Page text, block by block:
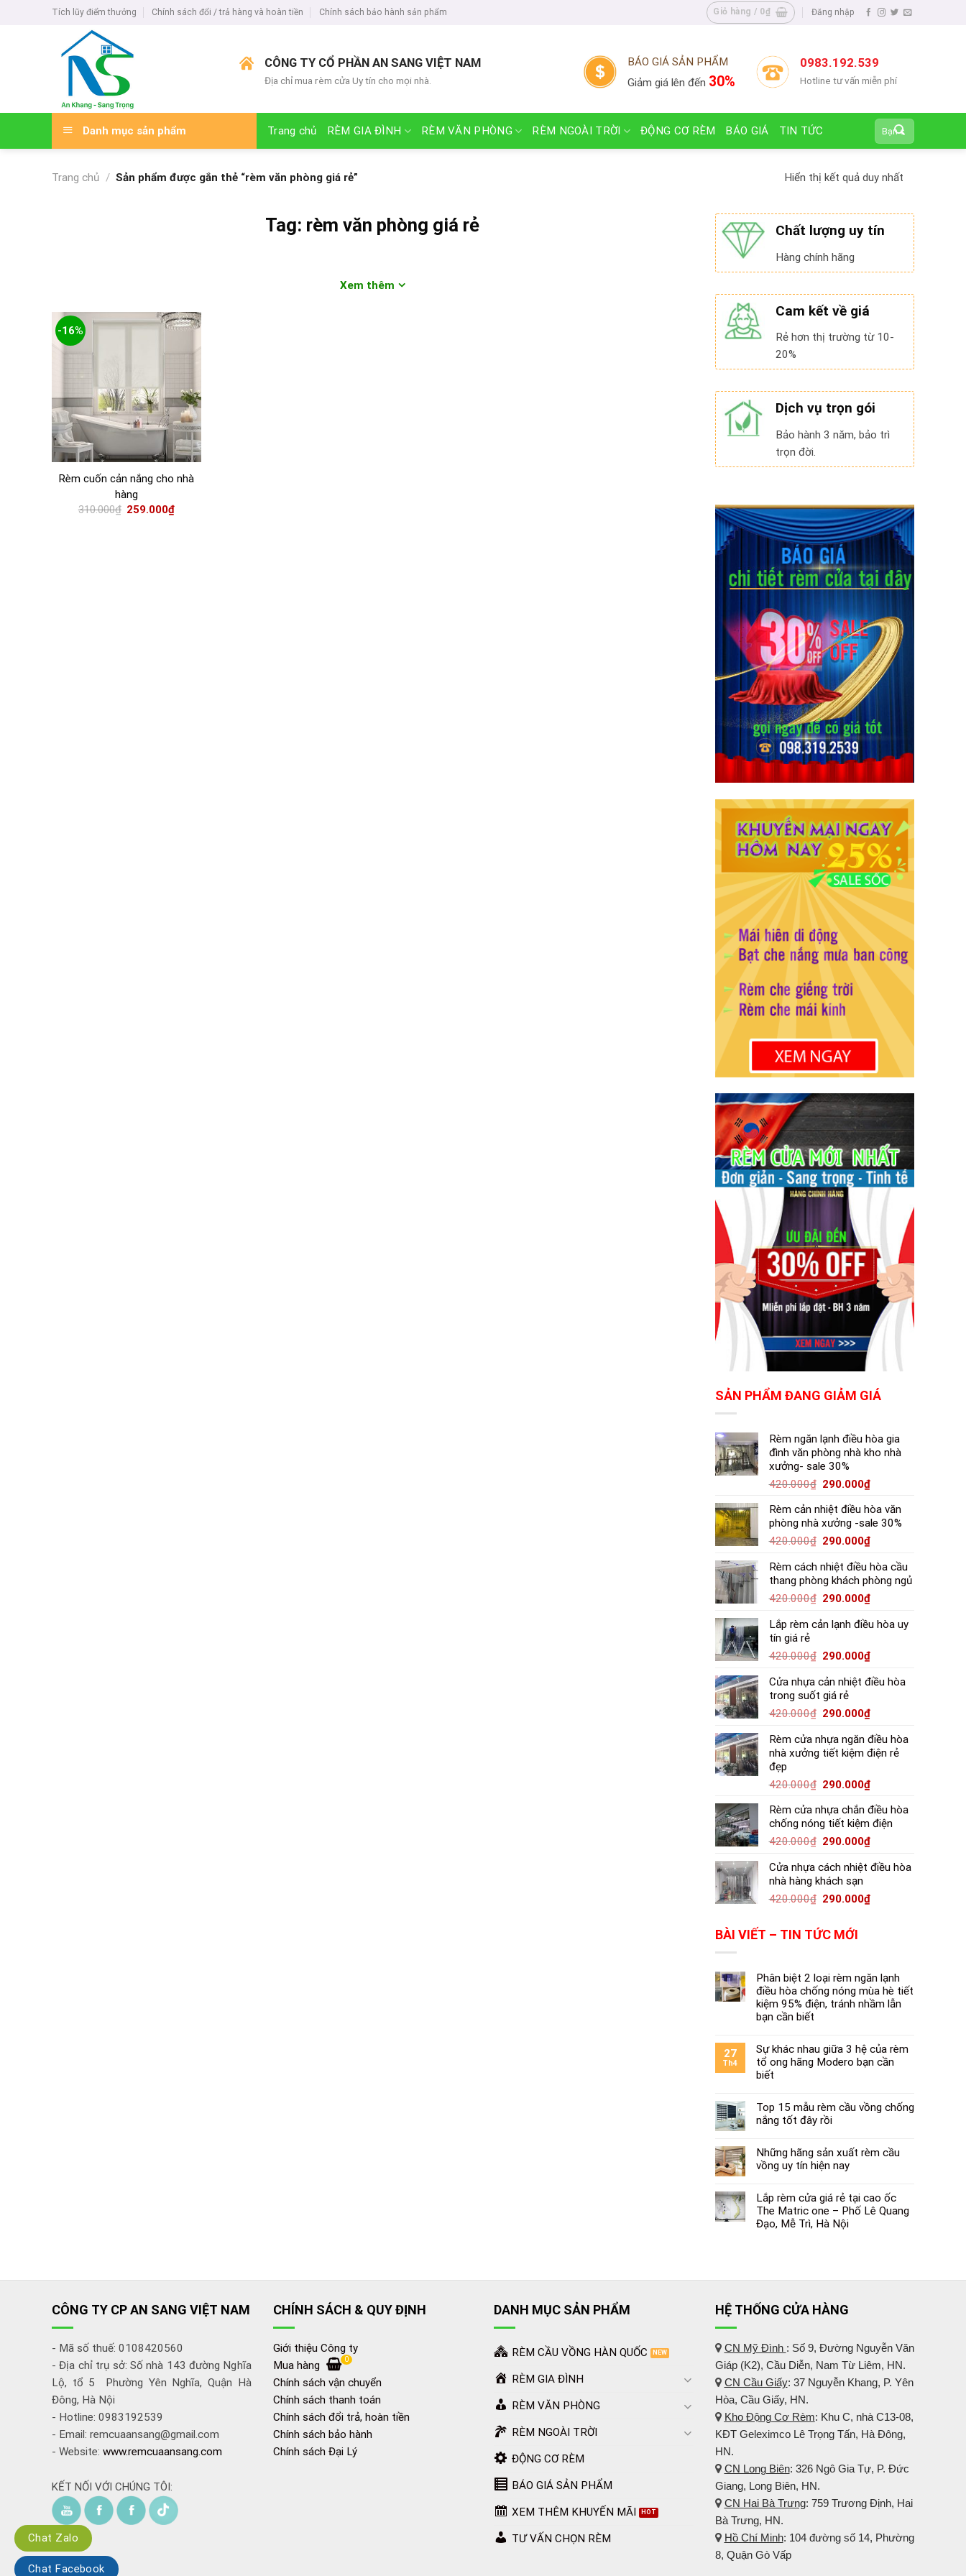
Tích lũy điểm thưởng Chính sách đổi / trả hàng và hoàn tiền Chính sách bảo hành sản phẩm Giỏ hàng / 0₫ Đăng nhập
CÔNG TY CỔ PHẦN AN SANG VIỆT NAM
Địa chỉ mua rèm cửa Uy tín cho mọi nhà.
BÁO GIÁ SẢN PHẨM
Giảm giá lên đến 30%
0983.192.539
Hotline tư vấn miễn phí
Danh mục sản phẩm Trang chủ RÈM GIA ĐÌNH RÈM VĂN PHÒNG RÈM NGOÀI TRỜI ĐỘNG CƠ RÈM BÁO GIÁ TIN TỨC
Tìm
kiếm:
Trang chủ / Sản phẩm được gắn thẻ “rèm văn phòng giá rẻ” Hiển thị kết quả duy nhất
Tag: rèm văn phòng giá rẻ
Xem thêm
-16%
Rèm cuốn cản nắng cho nhà
hàng
310.000₫ 259.000₫
Chất lượng uy tín
Hàng chính hãng
Cam kết về giá
Rẻ hơn thị trường từ 10-
20%
Dịch vụ trọn gói
Bảo hành 3 năm, bảo trì
trọn đời.
SẢN PHẨM ĐANG GIẢM GIÁ
Rèm ngăn lạnh điều hòa gia
đình văn phòng nhà kho nhà
xưởng- sale 30%
420.000₫ 290.000₫
Rèm cản nhiệt điều hòa văn
phòng nhà xưởng -sale 30%
420.000₫ 290.000₫
Rèm cách nhiệt điều hòa cầu
thang phòng khách phòng ngủ
420.000₫ 290.000₫
Lắp rèm cản lạnh điều hòa uy
tín giá rẻ
420.000₫ 290.000₫
Cửa nhựa cản nhiệt điều hòa
trong suốt giá rẻ
420.000₫ 290.000₫
Rèm cửa nhựa ngăn điều hòa
nhà xưởng tiết kiệm điện rẻ
đẹp
420.000₫ 290.000₫
Rèm cửa nhựa chắn điều hòa
chống nóng tiết kiệm điện
420.000₫ 290.000₫
Cửa nhựa cách nhiệt điều hòa
nhà hàng khách sạn
420.000₫ 290.000₫
BÀI VIẾT – TIN TỨC MỚI
Phân biệt 2 loại rèm ngăn lạnh
điều hòa chống nóng mùa hè tiết
kiệm 95% điện, tránh nhầm lẫn
bạn cần biết
27
Th4
Sự khác nhau giữa 3 hệ của rèm
tổ ong hãng Modero bạn cần
biết
Top 15 mẫu rèm cầu vồng chống
nắng tốt đây rồi
Những hãng sản xuất rèm cầu
vồng uy tín hiện nay
Lắp rèm cửa giá rẻ tại cao ốc
The Matric one – Phố Lê Quang
Đạo, Mễ Trì, Hà Nội
CÔNG TY CP AN SANG VIỆT NAM
- Mã số thuế: 0108420560
- Địa chỉ trụ sở: Số nhà 143 đường Nghĩa
Lộ, tổ 5 Phường Yên Nghĩa, Quận Hà
Đông, Hà Nội
- Hotline: 0983192539
- Email: remcuaansang@gmail.com
- Website: www.remcuaansang.com
KẾT NỐI VỚI CHÚNG TÔI:
CHÍNH SÁCH & QUY ĐỊNH
Giới thiệu Công ty
Mua hàng
0
Chính sách vận chuyển
Chính sách thanh toán
Chính sách đổi trả, hoàn tiền
Chính sách bảo hành
Chính sách Đại Lý
DANH MỤC SẢN PHẨM
RÈM CẦU VỒNG HÀN QUỐC
RÈM GIA ĐÌNH
RÈM VĂN PHÒNG
RÈM NGOÀI TRỜI
ĐỘNG CƠ RÈM
BÁO GIÁ SẢN PHẨM
XEM THÊM KHUYẾN MÃI
TƯ VẤN CHỌN RÈM
HỆ THỐNG CỬA HÀNG
CN Mỹ Đình : Số 9, Đường Nguyễn Văn
Giáp (K2), Cầu Diễn, Nam Từ Liêm, HN.
CN Cầu Giấy: 37 Nguyễn Khang, P. Yên
Hòa, Cầu Giấy, HN.
Kho Động Cơ Rèm: Khu C, nhà C13-08,
KĐT Geleximco Lê Trọng Tấn, Hà Đông,
HN.
CN Long Biên: 326 Ngô Gia Tự, P. Đức
Giang, Long Biên, HN.
CN Hai Bà Trưng: 759 Trương Định, Hai
Bà Trưng, HN.
Hồ Chí Minh: 104 đường số 14, Phường
8, Quận Gò Vấp
Chat Zalo
Chat Facebook